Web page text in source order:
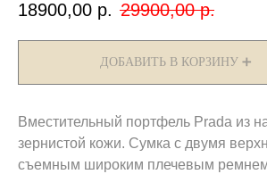
18900,00 р. 29900,00 р.
ДОБАВИТЬ В КОРЗИНУ ➕
Вместительный портфель Prada из
зернистой кожи. Сумка с двумя
съемным широким плечевым